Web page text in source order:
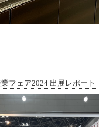
フェア2024 出展レポート